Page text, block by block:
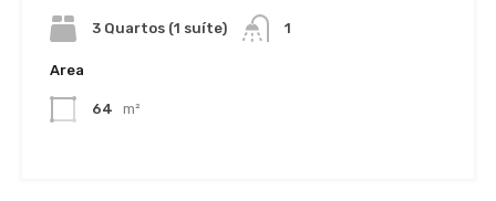
3 Quartos (1 suíte) 1
Area
64 m²